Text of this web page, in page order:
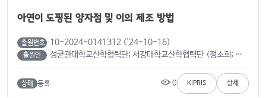
아연이 도핑된 양자점 및 이의 제조 방법
출원번호 10-2024-0141312 ('24-10-16)
출원인 성균관대학교산학협력단; 서강대학교산학협력단 (정소희; 강문성; 김효인; 신대권; 윤종일; 조현우)
상태 등록 0 KIPRIS 상세